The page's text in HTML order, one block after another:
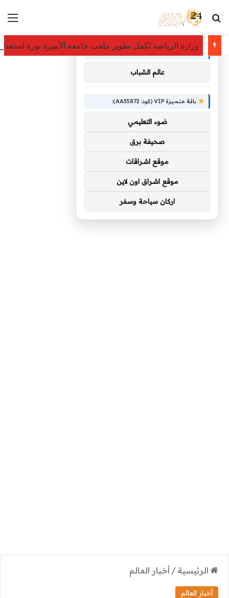
بحث عن
وزارة الرياضة تُكمل تطوير ملعب جامعة الأميرة نورة استعداداً لكأس آسيا 2027
الرئيسية / أخبار العالم
أخبار العالم
توصيات :
باقة متميزة VIP (كود: AA86842):
عالم الشباب
باقة متميزة VIP (كود: AA35872):
ضوء التعليمي
صحيفة برق
موقع اشراقات
موقع اشراق اون لاين
اركان سياحة وسفر